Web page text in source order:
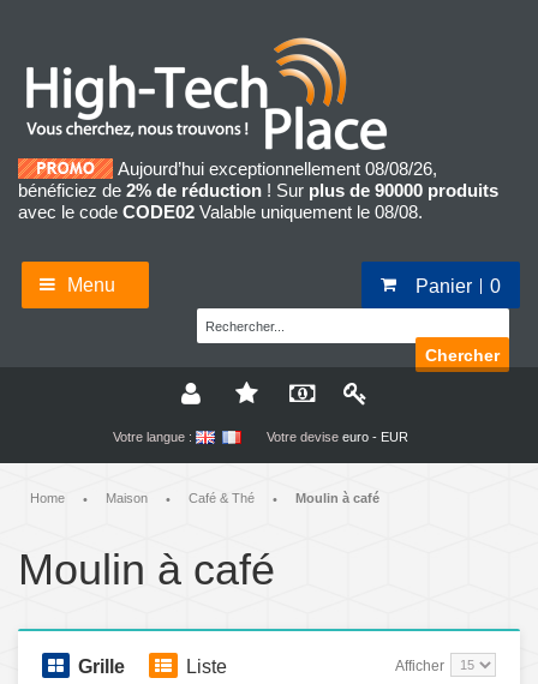
Aujourd’hui exceptionnellement 08/08/26,
bénéficiez de 2% de réduction ! Sur plus de 90000 produits
avec le code CODE02 Valable uniquement le 08/08.
Menu Panier 0
Chercher
Votre langue : Votre devise euro - EUR
Home • Maison • Café & Thé • Moulin à café
Moulin à café
Grille Liste Afficher